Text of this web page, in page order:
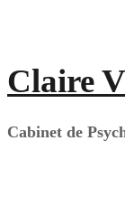
Claire
Cabinet de